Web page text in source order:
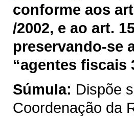
conforme aos
/2002, e ao art.
preservando-se
“agentes fiscais
Súmula: Dispõe
Coordenação da